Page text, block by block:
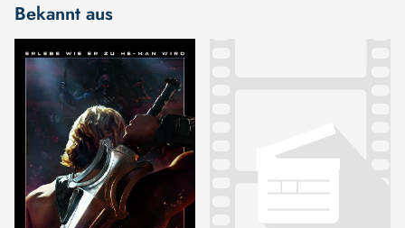
Bekannt aus